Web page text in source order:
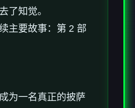
了知觉。
主要故事：第 2 部
为一名真正的披萨